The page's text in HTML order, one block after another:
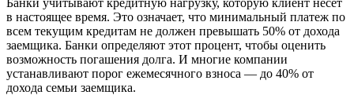
в настоящее время. Это означает, что минимальный платеж по
всем текущим кредитам не должен превышать 50% от дохода
заемщика. Банки определяют этот процент, чтобы оценить
возможность погашения долга. И многие компании
устанавливают порог ежемесячного взноса — до 40% от
дохода семьи заемщика.